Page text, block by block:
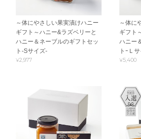
～体にやさしい果実漬けハニー
ギフト～ハニー&ラズベリーと
ハニー＆ネーブルのギフトセッ
ト-Sサイズ-
¥2,977
～体に
ギフト
ハニー
トｰＬ
¥5,400